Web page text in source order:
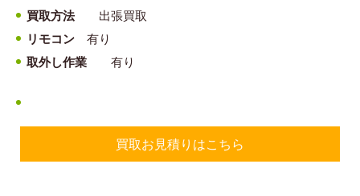
買取方法出張買取
リモコン 有り
取外し作業
有り
買取お見積りはこちら